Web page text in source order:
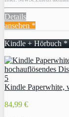
Details
ansehen *
Kindle + Hörbuch *
Kindle Paperwhite,
84,99 €